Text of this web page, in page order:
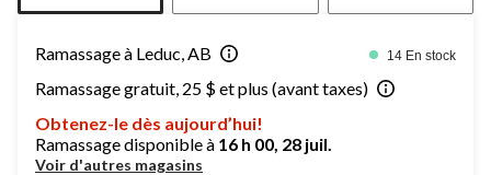
Ramassage à Leduc, AB 14 En stock
Ramassage gratuit, 25 $ et plus (avant taxes)
Obtenez-le dès aujourd’hui!
Ramassage disponible à 16 h 00, 28 juil.
Voir d'autres magasins